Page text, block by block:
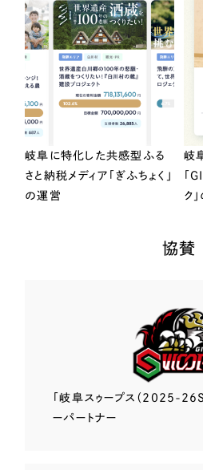
岐阜に特化した共感型ふる
さと納税メディア「ぎふちょく」
の運営
岐
「
ク
協賛
「岐阜スゥープス （2025-
ーパートナー